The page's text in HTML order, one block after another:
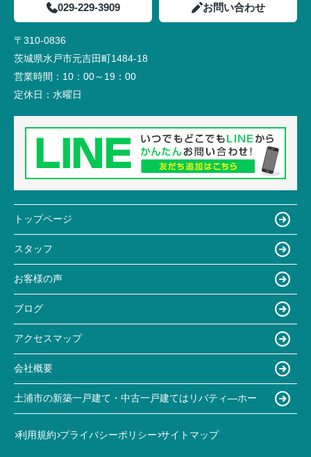
029-229-3909 お問い合わせ
〒310-0836
茨城県水戸市元吉田町1484-18
営業時間： 10：00～19：00
定休日： 水曜日
トップページ
スタッフ
お客様の声
ブログ
アクセスマップ
会社概要
土浦市の新築一戸建て・中古一戸建てはリバティ―ホー
利用規約 プライバシーポリシー サイトマップ